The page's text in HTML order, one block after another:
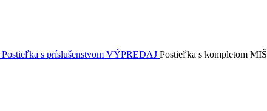
Postieľka s príslušenstvom VÝPREDAJ Postieľka s kompletom